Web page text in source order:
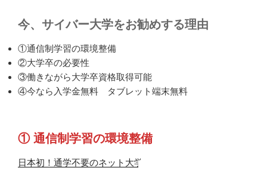
今、サイバー大学をお勧めする理由
①通信制学習の環境整備
②大学卒の必要性
③働きながら大学卒資格取得可能
④今なら入学金無料 タブレット端末無料
① 通信制学習の環境整備
日本初！通学不要のネット大学